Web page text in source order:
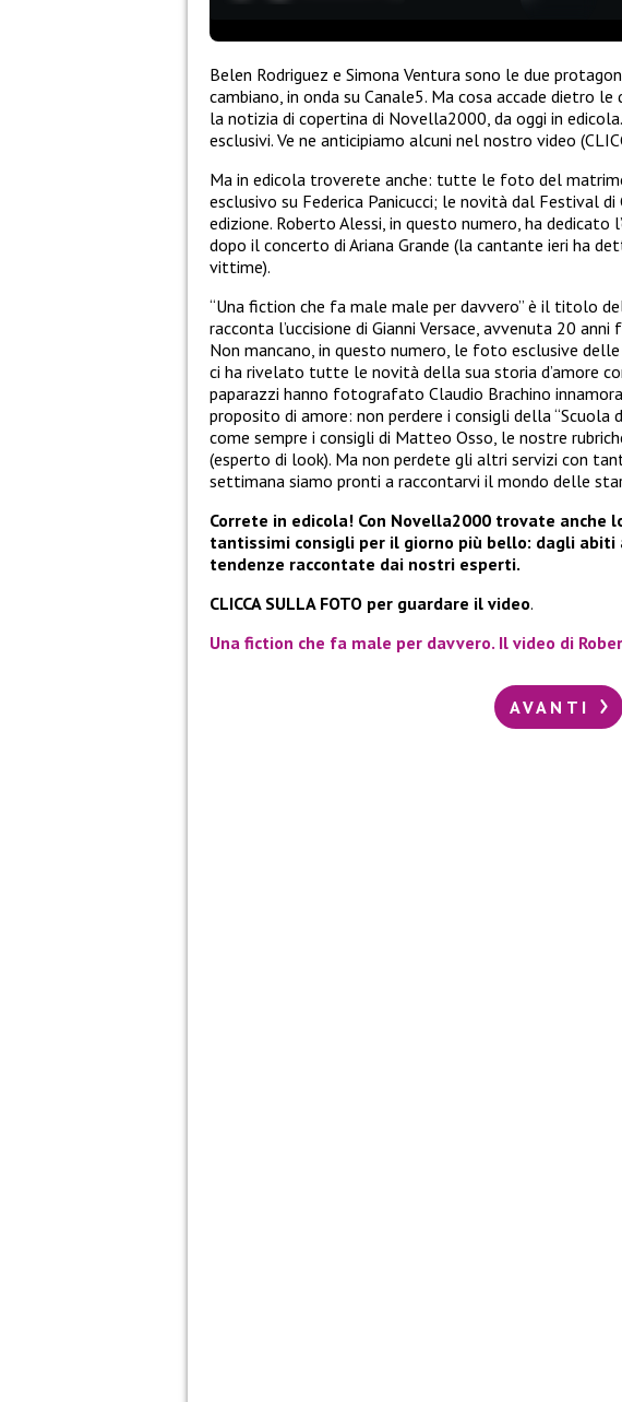
Belen Rodriguez e Simona Ventura sono le due
cambiano, in onda su Canale5. Ma cosa accade dietro
la notizia di copertina di Novella2000, da oggi in
esclusivi. Ve ne anticipiamo alcuni nel nostro video
Ma in edicola troverete anche: tutte le foto del
esclusivo su Federica Panicucci; le novità dal Festival
edizione. Roberto Alessi, in questo numero, ha
dopo il concerto di Ariana Grande (la cantante ieri ha
vittime).
“Una fiction che fa male male per davvero” è il titolo
racconta l’uccisione di Gianni Versace, avvenuta 20
Non mancano, in questo numero, le foto esclusive delle
ci ha rivelato tutte le novità della sua storia d’amore
paparazzi hanno fotografato Claudio Brachino
proposito di amore: non perdere i consigli della “Scuola
come sempre i consigli di Matteo Osso, le nostre
(esperto di look). Ma non perdete gli altri servizi con
settimana siamo pronti a raccontarvi il mondo delle
Correte in edicola! Con Novella2000 trovate anche
tantissimi consigli per il giorno più bello: dagli abiti
tendenze raccontate dai nostri esperti.
CLICCA SULLA FOTO per guardare il video.
Una fiction che fa male per davvero. Il video di
AVANTI